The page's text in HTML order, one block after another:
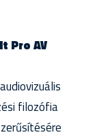
Pro AV
filozófia